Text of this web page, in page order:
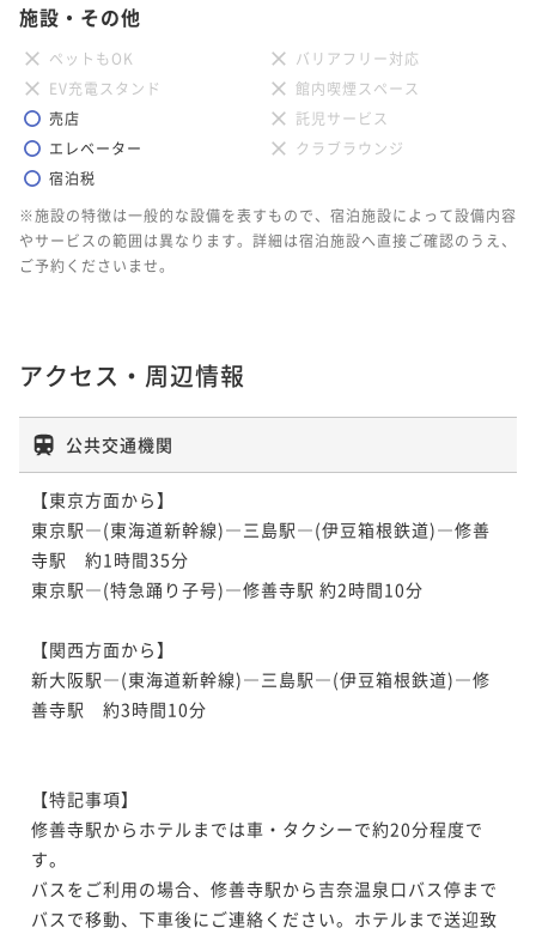
施設・その他
ペットもOK
バリアフリー対応
EV充電スタンド
館内喫煙スペース
売店
託児サービス
エレベーター
クラブラウンジ
宿泊税
※施設の特徴は一般的な設備を表すもので、宿泊施設によって設備内容
やサービスの範囲は異なります。詳細は宿泊施設へ直接ご確認のうえ、
ご予約くださいませ。
アクセス・周辺情報
公共交通機関
【東京方面から】
東京駅―(東海道新幹線)―三島駅―(伊豆箱根鉄道)―修善
寺駅　約1時間35分
東京駅―(特急踊り子号)―修善寺駅 約2時間10分
【関西方面から】
新大阪駅―(東海道新幹線)―三島駅―(伊豆箱根鉄道)―修
善寺駅　約3時間10分
【特記事項】
修善寺駅からホテルまでは車・タクシーで約20分程度で
す。
バスをご利用の場合、修善寺駅から吉奈温泉口バス停まで
バスで移動、下車後にご連絡ください。ホテルまで送迎致